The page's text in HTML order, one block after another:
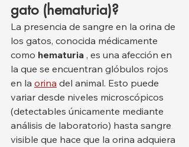
gato (hematuria)?
La presencia de sangre en la orina de
los gatos, conocida médicamente
como hematuria , es una afección en
la que se encuentran glóbulos rojos
en la orina del animal. Esto puede
variar desde niveles microscópicos
(detectables únicamente mediante
análisis de laboratorio) hasta sangre
visible que hace que la orina adquiera